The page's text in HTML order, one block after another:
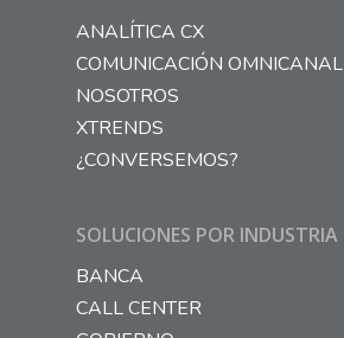
ANALÍTICA CX
COMUNICACIÓN OMNICANAL
NOSOTROS
XTRENDS
¿CONVERSEMOS?
SOLUCIONES POR INDUSTRIA
BANCA
CALL CENTER